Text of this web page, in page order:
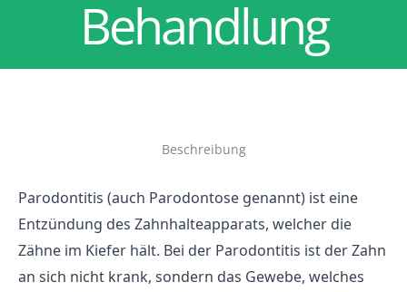
Behandlung
Beschreibung
Parodontitis (auch Parodontose genannt) ist eine
Entzündung des Zahnhalteapparats, welcher die
Zähne im Kiefer hält. Bei der Parodontitis ist der Zahn
an sich nicht krank, sondern das Gewebe, welches